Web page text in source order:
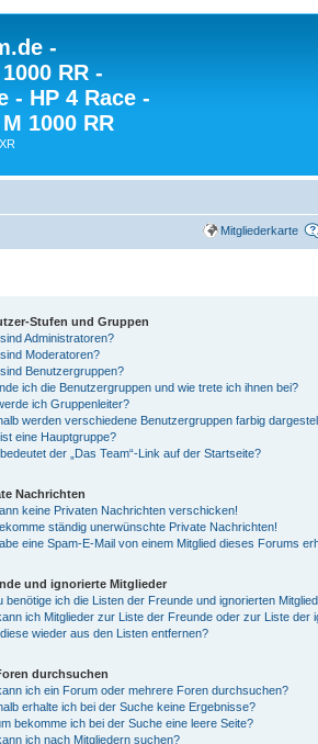
-
RR -
- HP 4 Race -
1000 RR
Mitgliederkarte
Stufen und Gruppen
Administratoren?
Moderatoren?
Benutzergruppen?
ich die Benutzergruppen und wie trete ich ihnen bei?
ich Gruppenleiter?
werden verschiedene Benutzergruppen farbig
eine Hauptgruppe?
der „Das Team“-Link auf der Startseite?
Nachrichten
keine Privaten Nachrichten verschicken!
ständig unerwünschte Private Nachrichten!
eine Spam-E-Mail von einem Mitglied dieses Forums
und ignorierte Mitglieder
benötige ich die Listen der Freunde und ignorierten
ich Mitglieder zur Liste der Freunde oder zur Liste der
wieder aus den Listen entfernen?
durchsuchen
ich ein Forum oder mehrere Foren durchsuchen?
erhalte ich bei der Suche keine Ergebnisse?
bekomme ich bei der Suche eine leere Seite?
ich nach Mitgliedern suchen?